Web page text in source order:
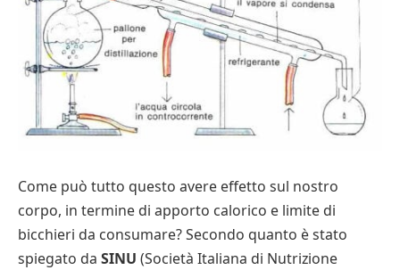
Come può tutto questo avere effetto sul nostro
corpo, in termine di apporto calorico e limite di
bicchieri da consumare? Secondo quanto è stato
spiegato da SINU (Società Italiana di Nutrizione